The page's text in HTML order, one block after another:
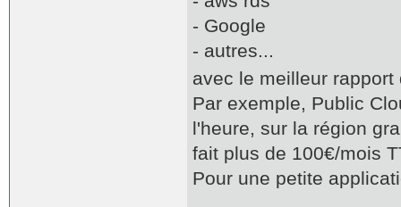
- Google
- autres...
avec le meilleur rapport
Par exemple, Public
l'heure, sur la région
fait plus de 100€/mois
Pour une petite